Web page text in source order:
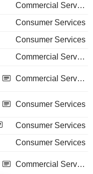
Commercial Services
Consumer Services
Consumer Services
Commercial Services
Commercial Services
Consumer Services
Consumer Services
Consumer Services
Commercial Services